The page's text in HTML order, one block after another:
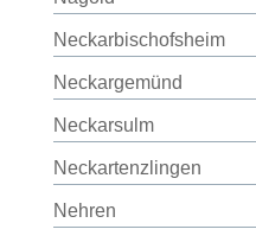
Neckarbischofsheim
Neckargemünd
Neckarsulm
Neckartenzlingen
Nehren